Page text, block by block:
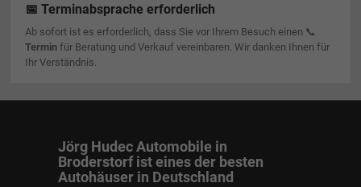
📅 Terminabsprache erforderlich
Ab sofort ist es erforderlich, dass Sie vor Ihrem Besuch einen 📞
Terminfür Beratung und Verkauf vereinbaren. Wir danken Ihnen für
Ihr Verständnis.
Jörg Hudec Automobile in
Broderstorf ist eines der besten
Autohäuser in Deutschland